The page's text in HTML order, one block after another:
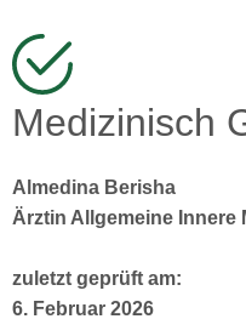
Medizinisch
Almedina Berisha
Ärztin Allgemeine Innere
zuletzt geprüft am:
6. Februar 2026